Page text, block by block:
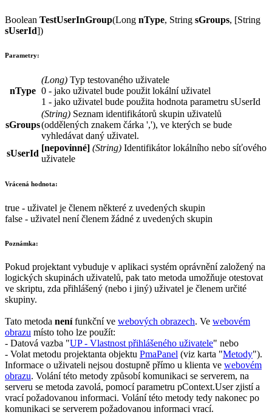
Boolean TestUserInGroup(Long nType, String sGroups, [String
sUserId])
Parametry:
nType
(Long) Typ testovaného uživatele
0 - jako uživatel bude použit lokální uživatel
1 - jako uživatel bude použita hodnota parametru sUserId
sGroups
(String) Seznam identifikátorů skupin uživatelů
(oddělených znakem čárka ','), ve kterých se bude
vyhledávat daný uživatel.
sUserId
[nepovinné] (String) Identifikátor lokálního nebo síťového
uživatele
Vrácená hodnota:
true - uživatel je členem některé z uvedených skupin
false - uživatel není členem žádné z uvedených skupin
Poznámka:
Pokud projektant vybuduje v aplikaci systém oprávnění založený na
logických skupinách uživatelů, pak tato metoda umožňuje otestovat
ve skriptu, zda přihlášený (nebo i jiný) uživatel je členem určité
skupiny.
Tato metoda nenífunkční ve webových obrazech. Ve webovém
obrazu místo toho lze použít:
- Datová vazba "UP- Vlastnost přihlášeného uživatele" nebo
- Volat metodu projektanta objektu PmaPanel (viz karta "Metody").
Informace o uživateli nejsou dostupně přímo u klienta ve webovém
obrazu. Volání této metody způsobí komunikaci se serverem, na
serveru se metoda zavolá, pomocí parametru pContext.Userzjistí a
vrací požadovanou informaci. Volání této metody tedy nakonec po
komunikaci se serverem požadovanou informaci vrací.